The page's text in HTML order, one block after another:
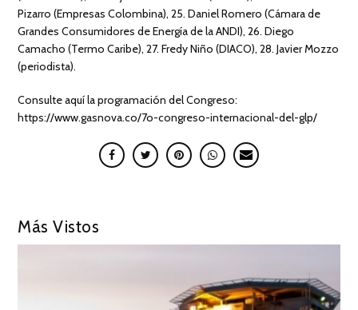
Pizarro (Empresas Colombina), 25. Daniel Romero (Cámara de
Grandes Consumidores de Energía de la ANDI), 26. Diego
Camacho (Termo Caribe), 27. Fredy Niño (DIACO), 28. Javier Mozzo
(periodista).
Consulte aquí la programación del Congreso:
https://www.gasnova.co/7o-congreso-internacional-del-glp/
Más Vistos